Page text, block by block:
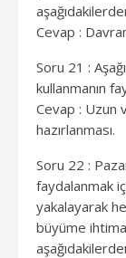
Cevap :
Soru 21 :
kullanmanın
Cevap : Uzun
hazırlanması.
Soru 22 :
faydalanmak
yakalayarak
büyüme